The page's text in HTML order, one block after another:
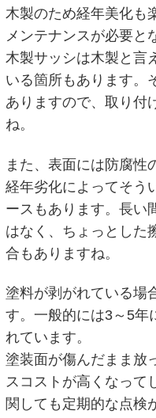
木製のため経年美化も
メンテナンスが必要と
木製サッシは木製と言
いる箇所もあります。
ありますので、取り付
ね。
また、表面には防腐性
経年劣化によってそう
ースもあります。長い
はなく、ちょっとした
合もありますね。
塗料が剥がれている場
す。一般的には3～5年
れています。
塗装面が傷んだまま放
スコストが高くなって
関しても定期的な点検